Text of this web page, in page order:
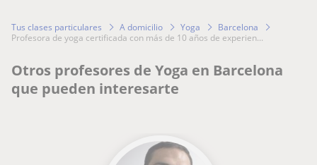
Tus clases particulares A domicilio Yoga
Barcelona
profesora de yoga certificada con más de 10 años de experien...
Otros profesores de Yoga en Barcelona
que pueden interesarte